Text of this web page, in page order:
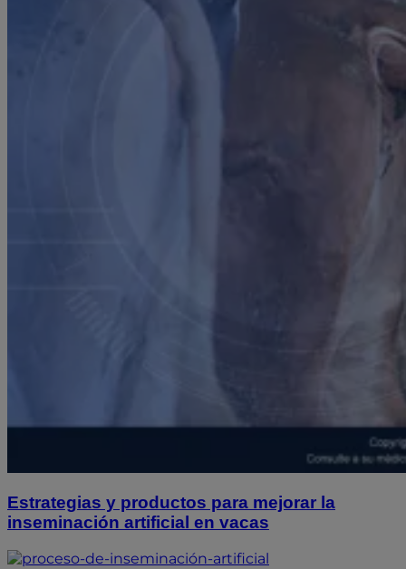
Estrategias y productos para mejorar la
inseminación artificial en vacas